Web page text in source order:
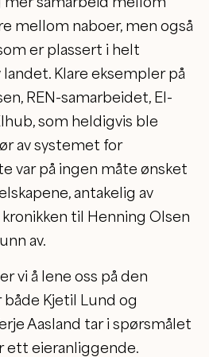
mellom naboer, men også
er plassert i helt
Klare eksempler på
REN-samarbeidet, El-
som heldigvis ble
av systemet for
var på ingen måte ønsket
antakelig av
til Henning Olsen
av.
vi å lene oss på den
Kjetil Lund og
Aasland tar i spørsmålet
ett eieranliggende.